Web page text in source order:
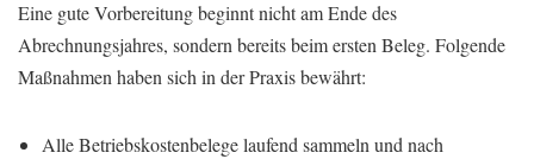
Eine gute Vorbereitung beginnt nicht am Ende des
Abrechnungsjahres, sondern bereits beim ersten Beleg. Folgende
Maßnahmen haben sich in der Praxis bewährt:
Alle Betriebskostenbelege laufend sammeln und nach